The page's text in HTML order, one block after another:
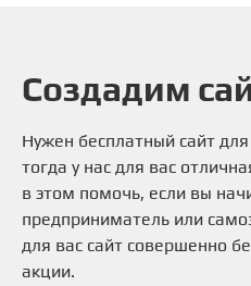
Создадим
Нужен бесплатный сайт
тогда у нас для вас
в этом помочь, если вы
предприниматель или
для вас сайт совершенно
акции.